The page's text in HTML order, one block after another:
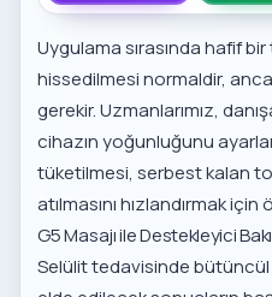
Uygulama sırasında hafif
hissedilmesi normaldir,
gerekir. Uzmanlarımız,
cihazın yoğunluğunu
tüketilmesi, serbest kalan
atılmasını hızlandırmak için
G5 Masajı ile Destekleyici
Selülit tedavisinde bütüncül